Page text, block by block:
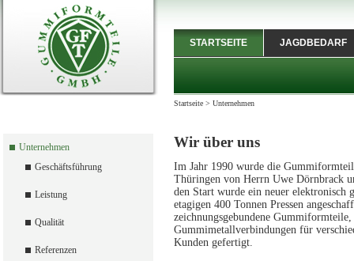
Unternehmen
Geschäftsführung
Leistung
Qualität
Referenzen
STARTSEITE JAGDBEDARF
Startseite > Unternehmen
Wir über uns
Im Jahr 1990 wurde die
Thüringen von Herrn Uwe Dörnbrack
den Start wurde ein neuer elektronisch
etagigen 400 Tonnen Pressen
zeichnungsgebundene
Gummimetallverbindungen für
Kunden gefertigt.